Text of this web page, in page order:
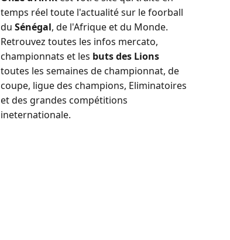
temps réel toute l'actualité sur le foorball
du Sénégal, de l'Afrique et du Monde.
Retrouvez toutes les infos mercato,
championnats et les buts des Lions
toutes les semaines de championnat, de
coupe, ligue des champions, Eliminatoires
et des grandes compétitions
ineternationale.